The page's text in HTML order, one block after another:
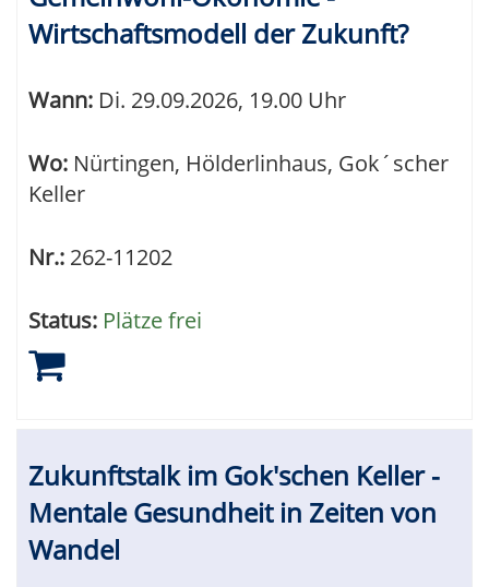
Wirtschaftsmodell der Zukunft?
Wann: Di. 29.09.2026, 19.00 Uhr
Wo: Nürtingen, Hölderlinhaus, Gok´scher
Keller
Nr.: 262-11202
Status: Plätze frei
Zukunftstalk im Gok'schen Keller -
Mentale Gesundheit in Zeiten von
Wandel